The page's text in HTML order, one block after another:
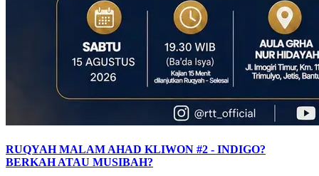
RUQYAH MALAM AHAD KLIWON #2 - INDIGO?
BERKAH ATAU MUSIBAH?